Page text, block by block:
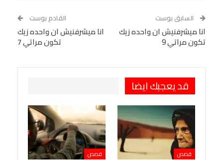
Tumblr
البريد الإلكتروني
StumbleUpon
VK
Digg
Viber
السابق بوست
انا ميشرفنيش ان واحده زيك
تكون مراتي 9
القادم بوست
انا ميشرفنيش ان واحده زيك
تكون مراتي 7
قد يعجبك ايضا
قصص قصص